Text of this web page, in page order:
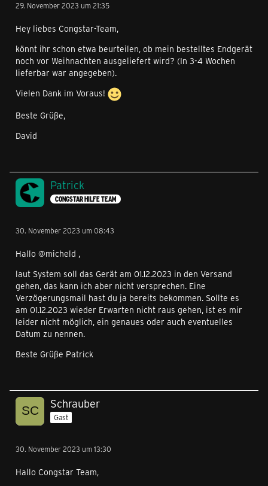
29. November 2023 um 21:35
Hey liebes Congstar-Team,
könnt ihr schon etwa beurteilen, ob mein bestelltes Endgerät
noch vor Weihnachten ausgeliefert wird? (In 3-4 Wochen
lieferbar war angegeben).
Vielen Dank im Voraus!
Beste Grüße,
David
Patrick
CONGSTAR HILFE TEAM
30. November 2023 um 08:43
Hallo @micheld ,
laut System soll das Gerät am 01.12.2023 in den Versand
gehen, das kann ich aber nicht versprechen. Eine
Verzögerungsmail hast du ja bereits bekommen. Sollte es
am 01.12.2023 wieder Erwarten nicht raus gehen, ist es mir
leider nicht möglich, ein genaues oder auch eventuelles
Datum zu nennen.
Beste Grüße Patrick
Schrauber
Gast
30. November 2023 um 13:30
Hallo Congstar Team,